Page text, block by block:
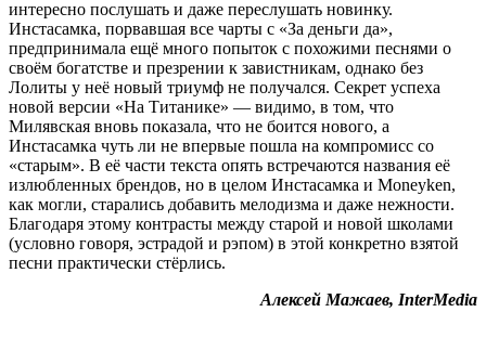
интересно послушать и даже переслушать новинку.
Инстасамка, порвавшая все чарты с «За деньги да»,
предпринимала ещё много попыток с похожими песнями о
своём богатстве и презрении к завистникам, однако без
Лолиты у неё новый триумф не получался. Секрет успеха
новой версии «На Титанике» — видимо, в том, что
Милявская вновь показала, что не боится нового, а
Инстасамка чуть ли не впервые пошла на компромисс со
«старым». В её части текста опять встречаются названия её
излюбленных брендов, но в целом Инстасамка и Moneyken,
как могли, старались добавить мелодизма и даже нежности.
Благодаря этому контрасты между старой и новой школами
(условно говоря, эстрадой и рэпом) в этой конкретно взятой
песни практически стёрлись.
Алексей Мажаев, InterMedia